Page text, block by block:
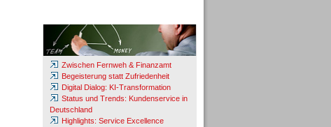
Zwischen Fernweh & Finanzamt
Begeisterung statt Zufriedenheit
Digital Dialog: KI-Transformation
Status und Trends: Kundenservice in
Deutschland
Highlights: Service Excellence